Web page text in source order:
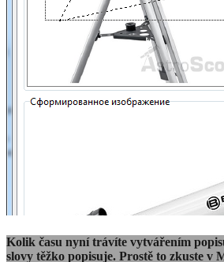
Kolik času nyní trávíte vytvářením
slovy těžko popisuje. Prostě to zkuste v